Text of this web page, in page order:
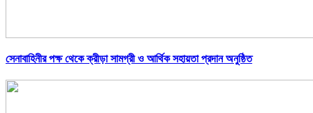
সেনাবাহিনীর পক্ষ থেকে ক্রীড়া সামগ্রী ও আর্থিক সহায়তা প্রদান অনুষ্ঠিত